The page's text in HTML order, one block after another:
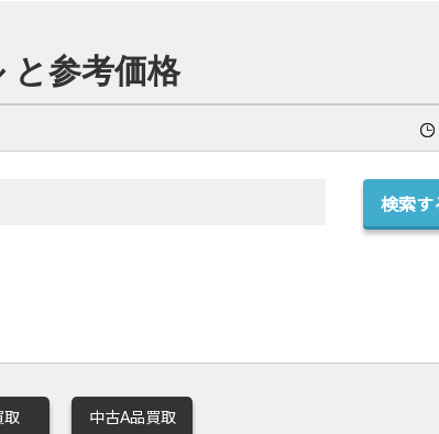
と参考価格
取 中古A品買取